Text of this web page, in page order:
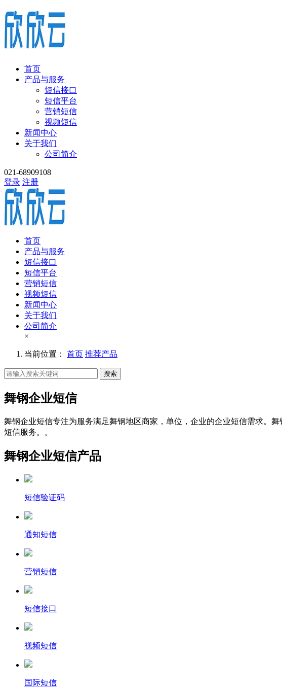
首页
产品与服务
短信接口
短信平台
营销短信
视频短信
新闻中心
关于我们
公司简介
021-68909108
登录 注册
首页
产品与服务
短信接口
短信平台
营销短信
视频短信
新闻中心
关于我们
公司简介
×
当前位置： 首页 推荐产品
搜索
舞钢企业短信
舞钢企业短信专注为服务满足舞钢地区商家，单位，企业的企业短信需求。
短信服务。。
舞钢企业短信产品
短信验证码
通知短信
营销短信
短信接口
视频短信
国际短信